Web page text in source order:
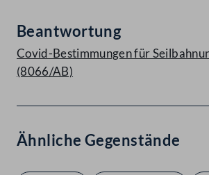
Beantwortung
Covid-Bestimmungen für
(8066/AB)
Ähnliche Gegenstände